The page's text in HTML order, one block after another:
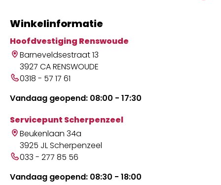
Winkelinformatie
Hoofdvestiging Renswoude
Barneveldsestraat 13
3927 CA RENSWOUDE
0318 - 57 17 61
Vandaag geopend: 08:00 - 17:30
Servicepunt Scherpenzeel
Beukenlaan 34a
3925 JL Scherpenzeel
033 - 277 85 56
Vandaag geopend: 08:30 - 18:00